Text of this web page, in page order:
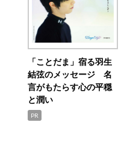
「ことだま」宿る羽生
結弦のメッセージ 名
言がもたらす心の平穏
と潤い
PR